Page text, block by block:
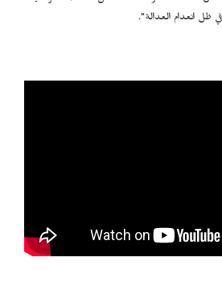
ظل انعدام العدالة".